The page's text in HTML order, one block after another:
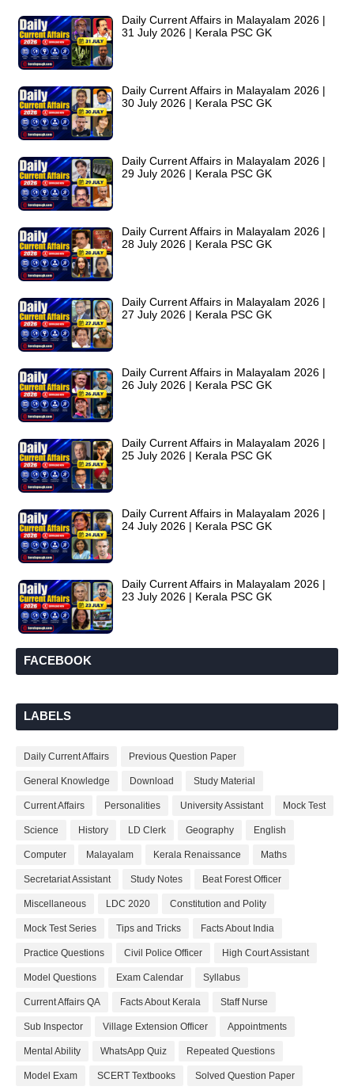
Daily Current Affairs in Malayalam 2026 |
31 July 2026 | Kerala PSC GK
Daily Current Affairs in Malayalam 2026 |
30 July 2026 | Kerala PSC GK
Daily Current Affairs in Malayalam 2026 |
29 July 2026 | Kerala PSC GK
Daily Current Affairs in Malayalam 2026 |
28 July 2026 | Kerala PSC GK
Daily Current Affairs in Malayalam 2026 |
27 July 2026 | Kerala PSC GK
Daily Current Affairs in Malayalam 2026 |
26 July 2026 | Kerala PSC GK
Daily Current Affairs in Malayalam 2026 |
25 July 2026 | Kerala PSC GK
Daily Current Affairs in Malayalam 2026 |
24 July 2026 | Kerala PSC GK
Daily Current Affairs in Malayalam 2026 |
23 July 2026 | Kerala PSC GK
FACEBOOK
LABELS
Daily Current Affairs Previous Question Paper
General Knowledge Download Study Material
Current Affairs Personalities University Assistant Mock Test
Science History LD Clerk Geography English
Computer Malayalam Kerala Renaissance Maths
Secretariat Assistant Study Notes Beat Forest Officer
Miscellaneous LDC 2020 Constitution and Polity
Mock Test Series Tips and Tricks Facts About India
Practice Questions Civil Police Officer High Court Assistant
Model Questions Exam Calendar Syllabus
Current Affairs QA Facts About Kerala Staff Nurse
Sub Inspector Village Extension Officer Appointments
Mental Ability WhatsApp Quiz Repeated Questions
Model Exam SCERT Textbooks Solved Question Paper